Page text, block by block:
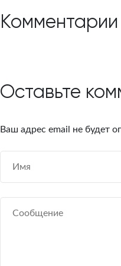
Комментарии
Оставьте
Ваш адрес email не будет